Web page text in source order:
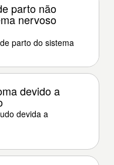
parto não
nervoso
parto do sistema
devido a
devida a